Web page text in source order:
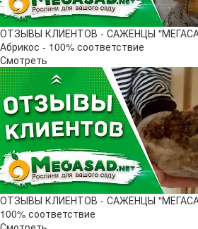
ОТЗЫВЫ КЛИЕНТОВ - САЖЕНЦЫ
Абрикос - 100% соответствие
Смотреть
ОТЗЫВЫ КЛИЕНТОВ - САЖЕНЦЫ
100% соответствие